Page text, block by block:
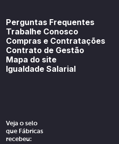
Perguntas Frequentes
Trabalhe Conosco
Compras e Contratações
Contrato de Gestão
Mapa do site
Igualdade Salarial
Veja o selo
que Fábricas
recebeu: